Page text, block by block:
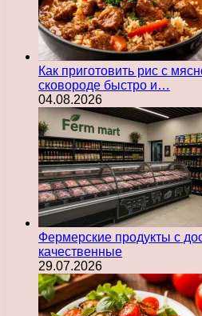
Как приготовить рис с
сковороде быстро и…
04.08.2026
Фермерские продукты с
качественные
29.07.2026